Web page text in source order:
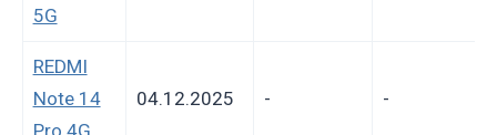
5G
REDMI
Note 14
Pro 4G
04.12.2025 - -